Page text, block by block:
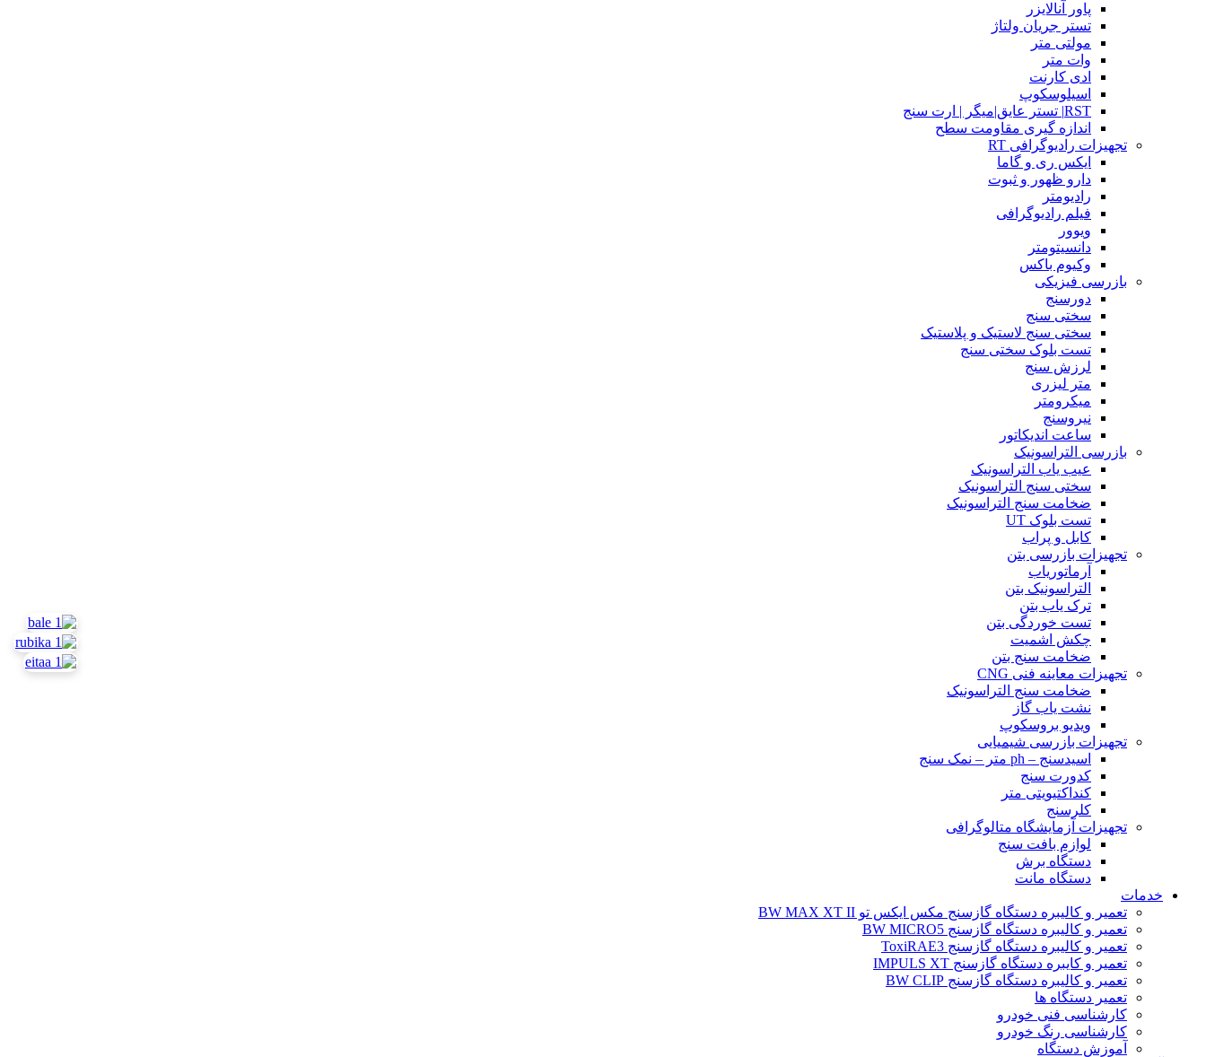
پاور آنالایزر
تستر جریان ولتاژ
مولتی متر
وات متر
ادی کارنت
اسیلوسکوپ
RST| تستر عایق|میگر | ارت سنج
اندازه گیری مقاومت سطح
تجهیزات رادیوگرافی RT
ایکس ری و گاما
دارو ظهور و ثبوت
رادیومتر
فیلم رادیوگرافی
ویوور
دانسیتومتر
وکیوم باکس
بازرسی فیزیکی
دورسنج
سختی سنج
سختی سنج لاستیک و پلاستیک
تست بلوک سختی سنج
لرزش سنج
متر لیزری
میکرومتر
نیروسنج
ساعت اندیکاتور
بازرسی التراسونیک
عیب یاب التراسونیک
سختی سنج التراسونیک
ضخامت سنج التراسونیک
تست بلوک UT
کابل و پراب
تجهیزات بازرسی بتن
آرماتوریاب
التراسونیک بتن
ترک یاب بتن
تست خوردگی بتن
چکش اشمیت
ضخامت سنج بتن
تجهیزات معاینه فنی CNG
ضخامت سنج التراسونیک
نشت یاب گاز
ویدیو بروسکوپ
تجهیزات بازرسی شیمیایی
اسیدسنج – ph متر – نمک سنج
کدورت سنج
کنداکتیویتی متر
کلرسنج
تجهیزات آزمایشگاه متالوگرافی
لوازم بافت سنج
دستگاه برش
دستگاه مانت
خدمات
تعمیر و کالیبره دستگاه گازسنج مکس ایکس تو BW MAX XT II
تعمیر و کالیبره دستگاه گازسنج BW MICRO5
تعمیر و کالیبره دستگاه گازسنج ToxiRAE3
تعمیر و کایبره دستگاه گازسنج IMPULS XT
تعمیر و کالیبره دستگاه گازسنج BW CLIP
تعمیر دستگاه ها
کارشناسی فنی خودرو
کارشناسی رنگ خودرو
آموزش دستگاه